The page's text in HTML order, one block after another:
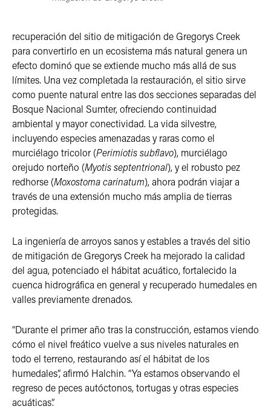
recuperación del sitio de mitigación de Gregorys Creek
para convertirlo en un ecosistema más natural genera un
efecto dominó que se extiende mucho más allá de sus
límites. Una vez completada la restauración, el sitio sirve
como puente natural entre las dos secciones separadas del
Bosque Nacional Sumter, ofreciendo continuidad
ambiental y mayor conectividad. La vida silvestre,
incluyendo especies amenazadas y raras como el
murciélago tricolor (Perimiotis subflavo), murciélago
orejudo norteño (Myotis septentrional), y el robusto pez
redhorse (Moxostoma carinatum), ahora podrán viajar a
través de una extensión mucho más amplia de tierras
protegidas.
La ingeniería de arroyos sanos y estables a través del sitio
de mitigación de Gregorys Creek ha mejorado la calidad
del agua, potenciado el hábitat acuático, fortalecido la
cuenca hidrográfica en general y recuperado humedales en
valles previamente drenados.
“Durante el primer año tras la construcción, estamos viendo
cómo el nivel freático vuelve a sus niveles naturales en
todo el terreno, restaurando así el hábitat de los
humedales”, afirmó Halchin. “Ya estamos observando el
regreso de peces autóctonos, tortugas y otras especies
acuáticas”.